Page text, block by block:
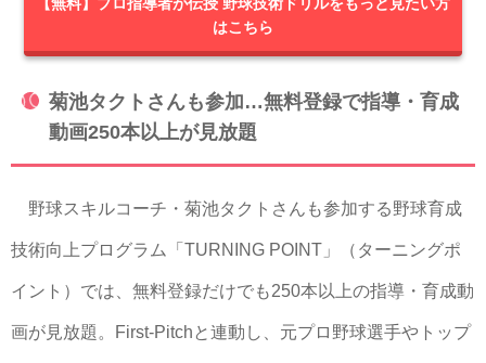
【無料】プロ指導者が伝授 野球技術ドリルをもっと見たい方
はこちら
菊池タクトさんも参加…無料登録で指導・育成
動画250本以上が見放題
野球スキルコーチ・菊池タクトさんも参加する野球育成
技術向上プログラム「TURNING POINT」（ターニングポ
イント）では、無料登録だけでも250本以上の指導・育成動
画が見放題。First-Pitchと連動し、元プロ野球選手やトップ